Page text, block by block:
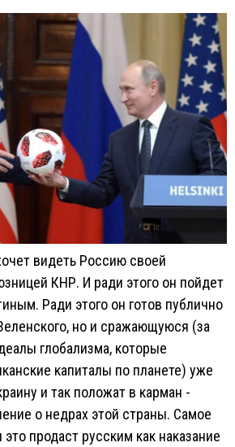
видеть Россию своей
КНР. И ради этого он пойдет
Ради этого он готов публично
но и сражающуюся (за
глобализма, которые
капиталы по планете) уже
и так положат в карман -
о недрах этой страны. Самое
продаст русским как наказание